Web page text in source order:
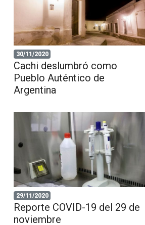
30/11/2020
Cachi deslumbró como
Pueblo Auténtico de
Argentina
29/11/2020
Reporte COVID-19 del 29 de
noviembre